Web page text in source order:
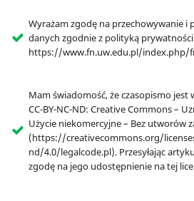
Wyrażam zgodę na przechowywanie i
danych zgodnie z polityką
https://www.fn.uw.edu.pl/
Mam świadomość, że czasopismo jest
CC-BY-NC-ND: Creative Commons –
Użycie niekomercyjne – Bez utworów
(https://creativecommons.org/
nd/4.0/legalcode.pl). Przesyłając
zgodę na jego udostępnienie na tej